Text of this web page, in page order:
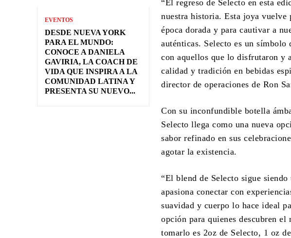
EVENTOS
DESDE NUEVA YORK
PARA EL MUNDO:
CONOCE A DANIELA
GAVIRIA, LA COACH DE
VIDA QUE INSPIRA A LA
COMUNIDAD LATINA Y
PRESENTA SU NUEVO...
“El regreso de Selecto en esta
nuestra historia. Esta joya vuelve
época dorada y para cautivar a
auténticas. Selecto es un
con aquellos que lo disfrutaron y
calidad y tradición en bebidas
director de operaciones de Ron
Con su inconfundible botella
Selecto llega como una nueva
sabor refinado en sus
agotar la existencia.
“El blend de Selecto sigue
apasiona conectar con
suavidad y cuerpo lo hace ideal
opción para quienes descubren
tomarlo es 2oz de Selecto, 1 oz